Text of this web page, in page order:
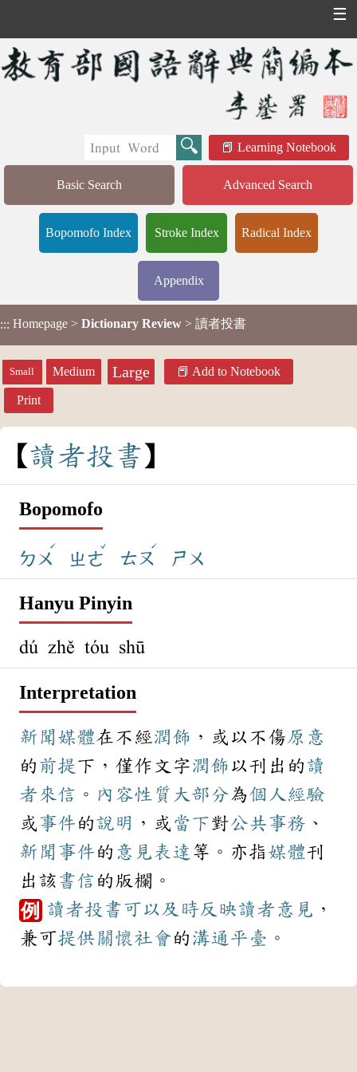
☰
Learning Notebook
Basic Search Advanced Search
Bopomofo Index Stroke Index Radical Index
Appendix
::: Homepage > Dictionary Review > 讀者投書
Small Medium Large Add to Notebook
Print
讀者投 書
Bopomofo
ㄉㄨ
ˊ
ㄓㄜ
ˇ
ㄊㄡ
ˊ
ㄕㄨ
Hanyu Pinyin
dú zhě tóu shū
Interpretation
新聞媒體在不經 潤飾 ，或以不傷原意
的 前提下，僅作文字潤飾 以刊出的讀
者來信 。 內容性質 大部分為個人 經驗
或事件 的說明 ，或 當下對公共事務 、
新聞 事件 的 意見 表達 等。亦指 媒體刊
出該 書信 的版欄。
例 讀者投書可以 及時反映讀者意見 ，
兼可提供 關懷 社會的 溝通 平臺 。